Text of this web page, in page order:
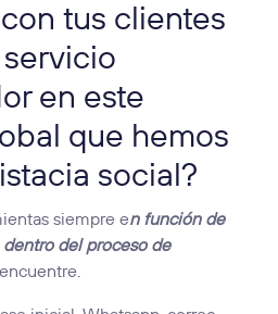
tus clientes
en este
que hemos
social?
siempre en función de
del proceso de